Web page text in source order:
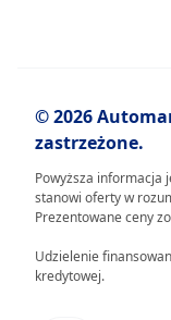
© 2026
zastrzeżone.
Powyższa informacja
stanowi oferty w
Prezentowane ceny
Udzielenie
kredytowej.